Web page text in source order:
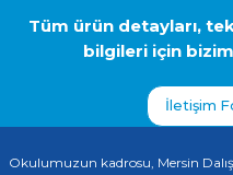
Ürün bilgilerinde hatalar
Bu ürüne benzer farklı
Tüm ürün detayları,
bilgileri için
İletişim
Okulumuzun kadrosu, Mersin